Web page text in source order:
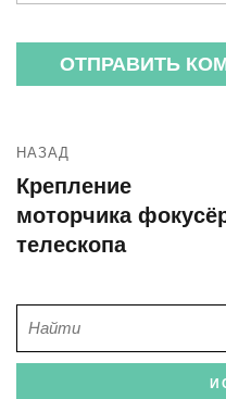
НАЗАД
Крепление
моторчика
телескопа